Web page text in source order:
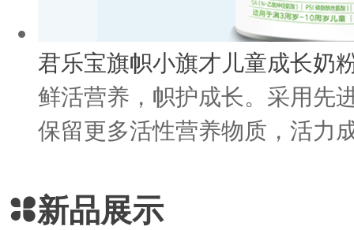
君乐宝旗帜小旗才儿童成长奶
鲜活营养，帜护成长。采用先
保留更多活性营养物质，活力
新品展示